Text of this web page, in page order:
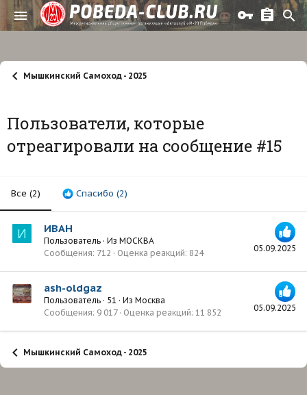
Мышкинский Самоход - 2025
Пользователи, которые
отреагировали на сообщение #15
Все (2) Спасибо (2)
И
05.09.2025
ИВАН
Пользователь · Из МОСКВА
Сообщения 712 Оценка реакций 824
05.09.2025
ash-oldgaz
Пользователь · 51 · Из Москва
Сообщения 9 017 Оценка реакций 11 852
Мышкинский Самоход - 2025